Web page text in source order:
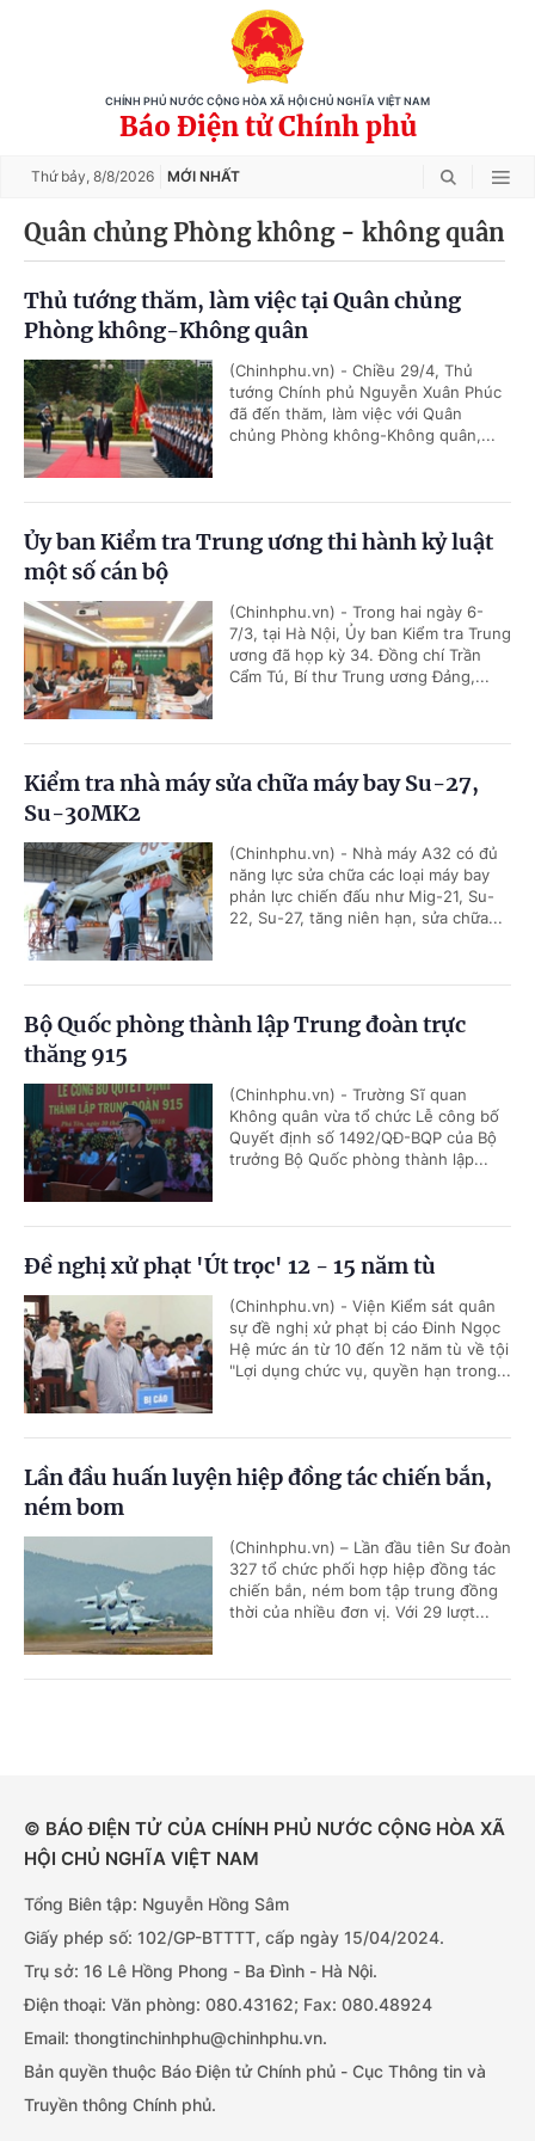
CHÍNH PHỦ NƯỚC CỘNG HÒA XÃ HỘI CHỦ NGHĨA VIỆT NAM
Báo Điện tử Chính phủ
Thứ bảy, 8/8/2026 MỚI NHẤT
Quân chủng Phòng không - không quân
Thủ tướng thăm, làm việc tại Quân chủng
Phòng không-Không quân
(Chinhphu.vn) - Chiều 29/4, Thủ
tướng Chính phủ Nguyễn Xuân Phúc
đã đến thăm, làm việc với Quân
chủng Phòng không-Không quân,...
Ủy ban Kiểm tra Trung ương thi hành kỷ luật
một số cán bộ
(Chinhphu.vn) - Trong hai ngày 6-
7/3, tại Hà Nội, Ủy ban Kiểm tra Trung
ương đã họp kỳ 34. Đồng chí Trần
Cẩm Tú, Bí thư Trung ương Đảng,...
Kiểm tra nhà máy sửa chữa máy bay Su-27,
Su-30MK2
(Chinhphu.vn) - Nhà máy A32 có đủ
năng lực sửa chữa các loại máy bay
phản lực chiến đấu như Mig-21, Su-
22, Su-27, tăng niên hạn, sửa chữa...
Bộ Quốc phòng thành lập Trung đoàn trực
thăng 915
(Chinhphu.vn) - Trường Sĩ quan
Không quân vừa tổ chức Lễ công bố
Quyết định số 1492/QĐ-BQP của Bộ
trưởng Bộ Quốc phòng thành lập...
Đề nghị xử phạt 'Út trọc' 12 - 15 năm tù
(Chinhphu.vn) - Viện Kiểm sát quân
sự đề nghị xử phạt bị cáo Đinh Ngọc
Hệ mức án từ 10 đến 12 năm tù về tội
"Lợi dụng chức vụ, quyền hạn trong...
Lần đầu huấn luyện hiệp đồng tác chiến bắn,
ném bom
(Chinhphu.vn) – Lần đầu tiên Sư đoàn
327 tổ chức phối hợp hiệp đồng tác
chiến bắn, ném bom tập trung đồng
thời của nhiều đơn vị. Với 29 lượt...
© BÁO ĐIỆN TỬ CỦA CHÍNH PHỦ NƯỚC CỘNG HÒA XÃ
HỘI CHỦ NGHĨA VIỆT NAM
Tổng Biên tập: Nguyễn Hồng Sâm
Giấy phép số: 102/GP-BTTTT, cấp ngày 15/04/2024.
Trụ sở: 16 Lê Hồng Phong - Ba Đình - Hà Nội.
Điện thoại: Văn phòng: 080.43162; Fax: 080.48924
Email: thongtinchinhphu@chinhphu.vn.
Bản quyền thuộc Báo Điện tử Chính phủ - Cục Thông tin và
Truyền thông Chính phủ.